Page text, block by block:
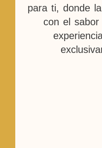
para ti, donde
con el